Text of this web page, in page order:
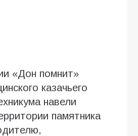
«Дон помнит»
казачьего
навели
памятника